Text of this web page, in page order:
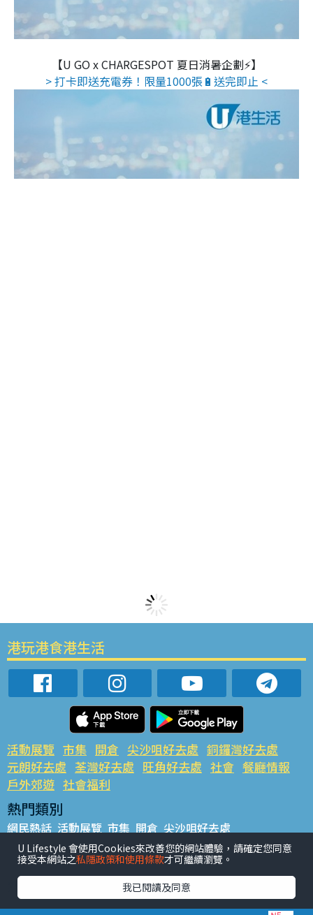
【U GO x CHARGESPOT 夏日消暑企劃⚡】
> 打卡即送充電券！限量1000張🔋送完即止 <
港玩港食港生活
活動展覽 市集 開倉 尖沙咀好去處 銅鑼灣好去處
元朗好去處 荃灣好去處 旺角好去處 社會 餐廳情報
戶外郊遊 社會福利
熱門類別
網民熱話 活動展覽 市集 開倉 尖沙咀好去處
銅鑼灣好去處 元朗好去處 荃灣好去處 旺角好去處 社會
餐廳情報 戶外郊遊
熱門標籤
#UGO搵好去處 #人氣活動推介 #美食社群熱話
U Lifestyle 會使用Cookies來改善您的網站體驗，請確定您同意
接受本網站之私隱政策和使用條款才可繼續瀏覽。
我已閱讀及同意